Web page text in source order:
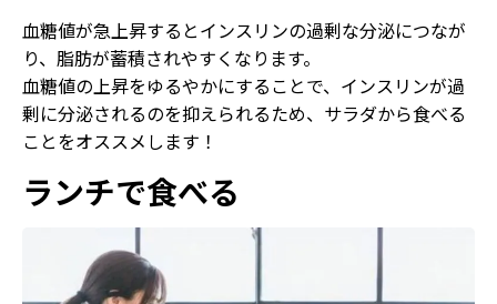
血糖値が急上昇するとインスリンの過剰な分泌につなが
り、脂肪が蓄積されやすくなります。
血糖値の上昇をゆるやかにすることで、インスリンが過
剰に分泌されるのを抑えられるため、サラダから食べる
ことをオススメします！
ランチで食べる